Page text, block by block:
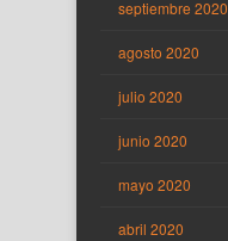
septiembre 2020
agosto 2020
julio 2020
junio 2020
mayo 2020
abril 2020